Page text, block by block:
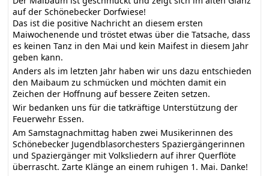
auf der Schönebecker Dorfwiese!
Das ist die positive Nachricht an diesem ersten
Maiwochenende und tröstet etwas über die Tatsache, dass
es keinen Tanz in den Mai und kein Maifest in diesem Jahr
geben kann.
Anders als im letzten Jahr haben wir uns dazu entschieden
den Maibaum zu schmücken und möchten damit ein
Zeichen der Hoffnung auf bessere Zeiten setzen.
Wir bedanken uns für die tatkräftige Unterstützung der
Feuerwehr Essen.
Am Samstagnachmittag haben zwei Musikerinnen des
Schönebecker Jugendblasorchesters Spaziergängerinnen
und Spaziergänger mit Volksliedern auf ihrer Querflöte
überrascht. Zarte Klänge an einem ruhigen 1. Mai. Danke!